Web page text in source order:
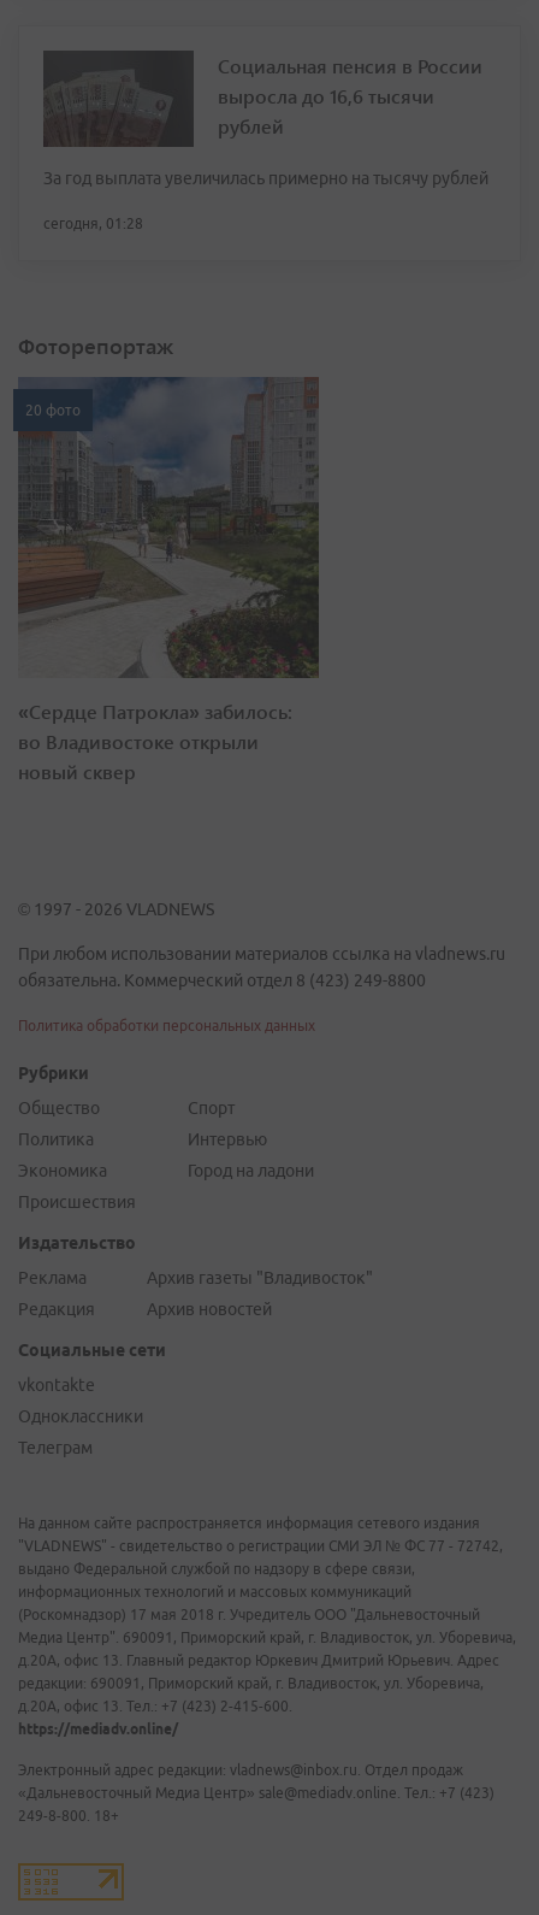
Социальная пенсия в России
выросла до 16,6 тысячи
рублей
За год выплата увеличилась примерно на тысячу рублей
сегодня, 01:28
Фоторепортаж
20 фото
«Сердце Патрокла» забилось:
во Владивостоке открыли
новый сквер
© 1997 - 2026 VLADNEWS
При любом использовании материалов ссылка на vladnews.ru
обязательна. Коммерческий отдел 8 (423) 249-8800
Политика обработки персональных данных
Рубрики
Общество
Политика
Экономика
Происшествия
Спорт
Интервью
Город на ладони
Издательство
Реклама
Редакция
Архив газеты "Владивосток"
Архив новостей
Социальные сети
vkontakte
Одноклассники
Телеграм
На данном сайте распространяется информация сетевого издания
"VLADNEWS" - свидетельство о регистрации СМИ ЭЛ № ФС 77 - 72742,
выдано Федеральной службой по надзору в сфере связи,
информационных технологий и массовых коммуникаций
(Роскомнадзор) 17 мая 2018 г. Учредитель ООО "Дальневосточный
Медиа Центр". 690091, Приморский край, г. Владивосток, ул. Уборевича,
д.20А, офис 13. Главный редактор Юркевич Дмитрий Юрьевич. Адрес
редакции: 690091, Приморский край, г. Владивосток, ул. Уборевича,
д.20А, офис 13. Тел.: +7 (423) 2-415-600.
https://mediadv.online/
Электронный адрес редакции: vladnews@inbox.ru. Отдел продаж
«Дальневосточный Медиа Центр» sale@mediadv.online. Тел.: +7 (423)
249-8-800. 18+